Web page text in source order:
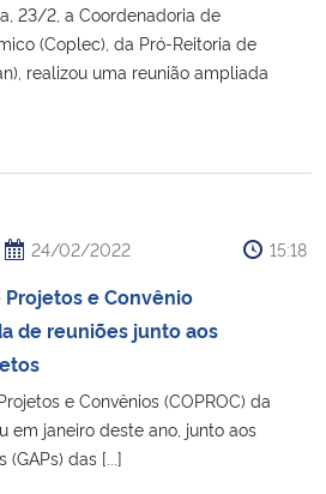
23/2, a Coordenadoria de
(Coplec), da Pró-Reitoria de
realizou uma reunião ampliada
24/02/2022 15:18
e Convênio
de reuniões junto aos
e Convênios (COPROC) da
em janeiro deste ano, junto aos
das [...]